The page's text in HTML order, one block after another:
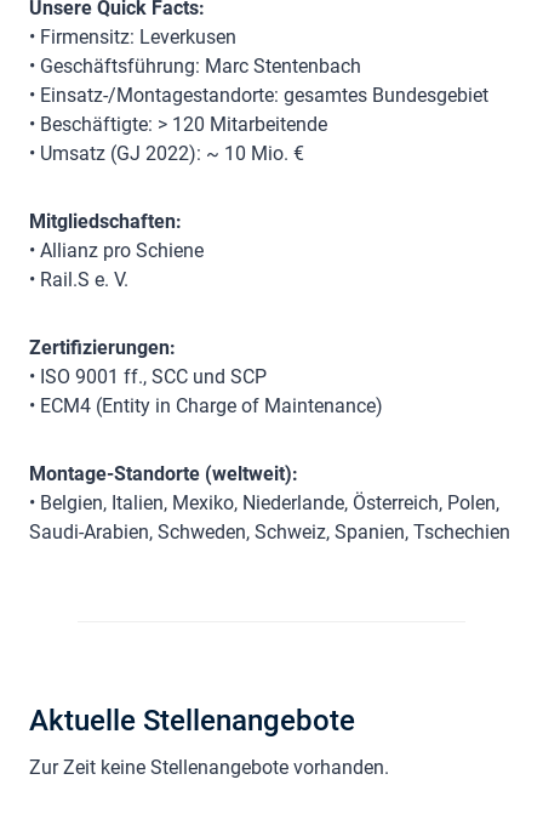
Unsere Quick Facts:
• Firmensitz: Leverkusen
• Geschäftsführung: Marc Stentenbach
• Einsatz-/Montagestandorte: gesamtes Bundesgebiet
• Beschäftigte: > 120 Mitarbeitende
• Umsatz (GJ 2022): ~ 10 Mio. €
Mitgliedschaften:
• Allianz pro Schiene
• Rail.S e. V.
Zertifizierungen:
• ISO 9001 ff., SCC und SCP
• ECM4 (Entity in Charge of Maintenance)
Montage-Standorte (weltweit):
• Belgien, Italien, Mexiko, Niederlande, Österreich, Polen,
Saudi-Arabien, Schweden, Schweiz, Spanien, Tschechien
Aktuelle Stellenangebote
Zur Zeit keine Stellenangebote vorhanden.